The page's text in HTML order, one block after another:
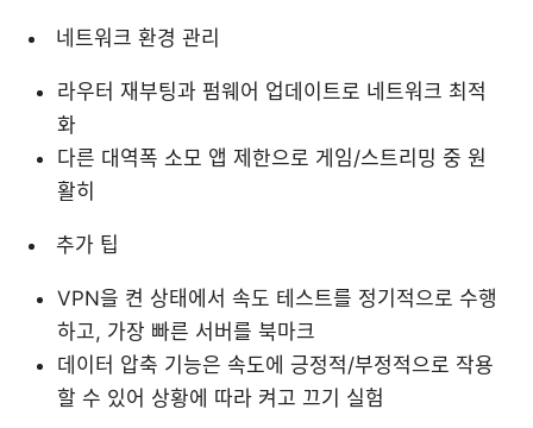
네트워크 환경 관리
라우터 재부팅과 펌웨어 업데이트로 네트워크 최적
화
다른 대역폭 소모 앱 제한으로 게임/스트리밍 중 원
활히
추가 팁
VPN을 켠 상태에서 속도 테스트를 정기적으로 수행
하고, 가장 빠른 서버를 북마크
데이터 압축 기능은 속도에 긍정적/부정적으로 작용
할 수 있어 상황에 따라 켜고 끄기 실험